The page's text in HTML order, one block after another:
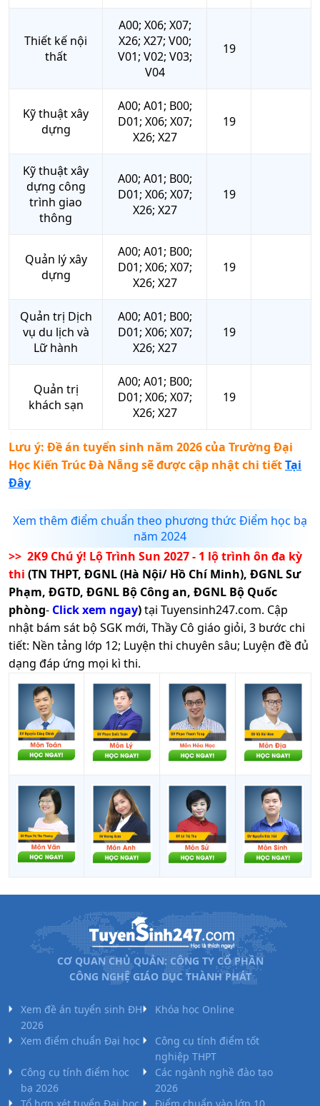
Thiết kế nội
thất
A00; X06; X07;
X26; X27; V00;
V01; V02; V03;
V04
19
Kỹ thuật xây
dựng
A00; A01; B00;
D01; X06; X07;
X26; X27
19
Kỹ thuật xây
dựng công
trình giao
thông
A00; A01; B00;
D01; X06; X07;
X26; X27
19
Quản lý xây
dựng
A00; A01; B00;
D01; X06; X07;
X26; X27
19
Quản trị Dịch
vụ du lịch và
Lữ hành
A00; A01; B00;
D01; X06; X07;
X26; X27
19
Quản trị
khách sạn
A00; A01; B00;
D01; X06; X07;
X26; X27
19
Lưu ý: Đề án tuyển sinh năm 2026 của Trường Đại
Học Kiến Trúc Đà Nẵng sẽ được cập nhật chi tiếtTại
Đây
Xem thêm điểm chuẩn theo phương thức Điểm học bạ
năm 2024
>> 2K9 Chú ý! Lộ Trình Sun 2027 - 1 lộ trình ôn đa kỳ
thi (TN THPT, ĐGNL (Hà Nội/ Hồ Chí Minh), ĐGNL Sư
Phạm, ĐGTD, ĐGNL Bộ Công an, ĐGNL Bộ Quốc
phòng- Click xem ngay)tại Tuyensinh247.com. Cập
nhật bám sát bộ SGK mới, Thầy Cô giáo giỏi, 3 bước chi
tiết: Nền tảng lớp 12; Luyện thi chuyên sâu; Luyện đề đủ
dạng đáp ứng mọi kì thi.
CƠ QUAN CHỦ QUẢN: CÔNG TY CỔ PHẦN
CÔNG NGHỆ GIÁO DỤC THÀNH PHÁT
Xem đề án tuyển sinh ĐH
2026
Khóa học Online
Xem điểm chuẩn Đại học
Công cụ tính điểm tốt
nghiệp THPT
Công cụ tính điểm học
bạ 2026
Các ngành nghề đào tạo
2026